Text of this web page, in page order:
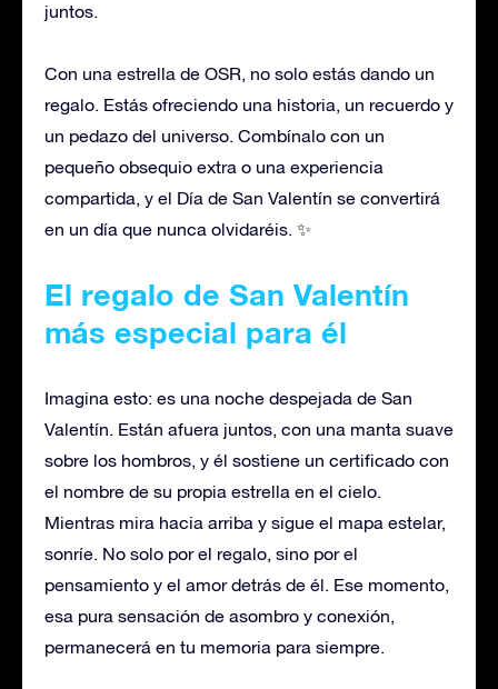
juntos.
Con una estrella de OSR, no solo estás dando un
regalo. Estás ofreciendo una historia, un recuerdo y
un pedazo del universo. Combínalo con un
pequeño obsequio extra o una experiencia
compartida, y el Día de San Valentín se convertirá
en un día que nunca olvidaréis. ✨
El regalo de San Valentín
más especial para él
Imagina esto: es una noche despejada de San
Valentín. Están afuera juntos, con una manta suave
sobre los hombros, y él sostiene un certificado con
el nombre de su propia estrella en el cielo.
Mientras mira hacia arriba y sigue el mapa estelar,
sonríe. No solo por el regalo, sino por el
pensamiento y el amor detrás de él. Ese momento,
esa pura sensación de asombro y conexión,
permanecerá en tu memoria para siempre.